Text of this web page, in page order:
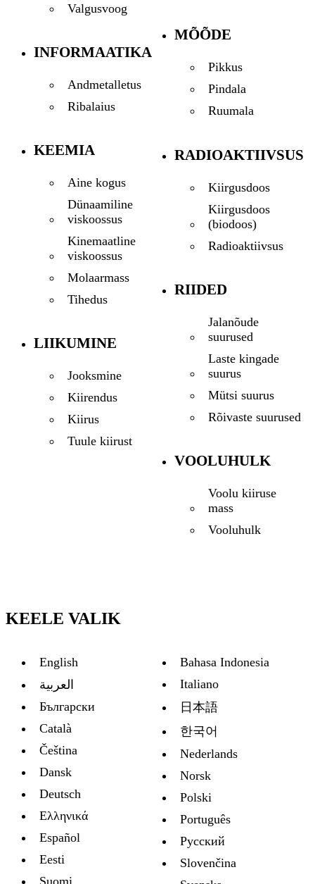
Valgusvoog
INFORMAATIKA
Andmetalletus
Ribalaius
KEEMIA
Aine kogus
Dünaamiline
viskoossus
Kinemaatline
viskoossus
Molaarmass
Tihedus
LIIKUMINE
Jooksmine
Kiirendus
Kiirus
Tuule kiirust
MÕÕDE
Pikkus
Pindala
Ruumala
RADIOAKTIIVSUS
Kiirgusdoos
Kiirgusdoos
(biodoos)
Radioaktiivsus
RIIDED
Jalanõude
suurused
Laste kingade
suurus
Mütsi suurus
Rõivaste suurused
VOOLUHULK
Voolu kiiruse
mass
Vooluhulk
KEELE VALIK
English
العربية
Български
Català
Čeština
Dansk
Deutsch
Ελληνικά
Español
Eesti
Suomi
Bahasa Indonesia
Italiano
日本語
한국어
Nederlands
Norsk
Polski
Português
Русский
Slovenčina